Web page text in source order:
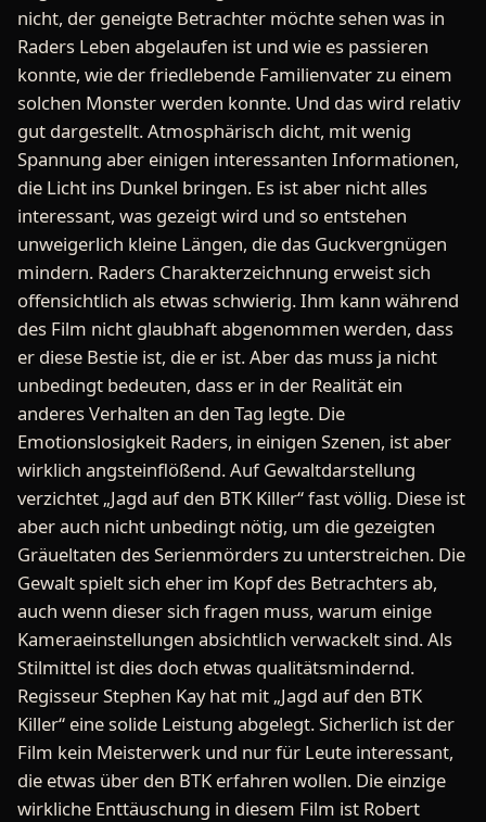
nicht, der geneigte Betrachter möchte sehen was in
Raders Leben abgelaufen ist und wie es passieren
konnte, wie der friedlebende Familienvater zu einem
solchen Monster werden konnte. Und das wird relativ
gut dargestellt. Atmosphärisch dicht, mit wenig
Spannung aber einigen interessanten Informationen,
die Licht ins Dunkel bringen. Es ist aber nicht alles
interessant, was gezeigt wird und so entstehen
unweigerlich kleine Längen, die das Guckvergnügen
mindern. Raders Charakterzeichnung erweist sich
offensichtlich als etwas schwierig. Ihm kann während
des Film nicht glaubhaft abgenommen werden, dass
er diese Bestie ist, die er ist. Aber das muss ja nicht
unbedingt bedeuten, dass er in der Realität ein
anderes Verhalten an den Tag legte. Die
Emotionslosigkeit Raders, in einigen Szenen, ist aber
wirklich angsteinflößend. Auf Gewaltdarstellung
verzichtet „Jagd auf den BTK Killer“ fast völlig. Diese ist
aber auch nicht unbedingt nötig, um die gezeigten
Gräueltaten des Serienmörders zu unterstreichen. Die
Gewalt spielt sich eher im Kopf des Betrachters ab,
auch wenn dieser sich fragen muss, warum einige
Kameraeinstellungen absichtlich verwackelt sind. Als
Stilmittel ist dies doch etwas qualitätsmindernd.
Regisseur Stephen Kay hat mit „Jagd auf den BTK
Killer“ eine solide Leistung abgelegt. Sicherlich ist der
Film kein Meisterwerk und nur für Leute interessant,
die etwas über den BTK erfahren wollen. Die einzige
wirkliche Enttäuschung in diesem Film ist Robert